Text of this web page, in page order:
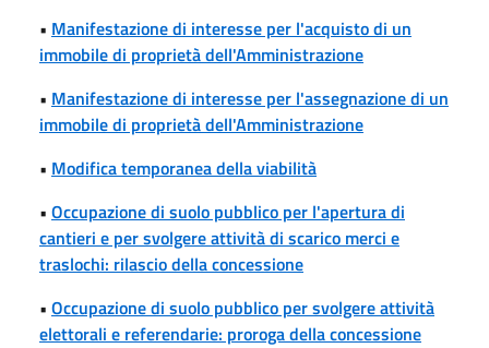
• Manifestazione di interesse per l'acquisto di un
immobile di proprietà dell'Amministrazione
• Manifestazione di interesse per l'assegnazione di un
immobile di proprietà dell'Amministrazione
• Modifica temporanea della viabilità
• Occupazione di suolo pubblico per l'apertura di
cantieri e per svolgere attività di scarico merci e
traslochi: rilascio della concessione
• Occupazione di suolo pubblico per svolgere attività
elettorali e referendarie: proroga della concessione